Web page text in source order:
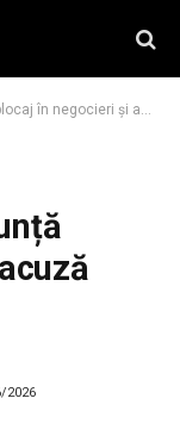
și acuză PNL că s
2026